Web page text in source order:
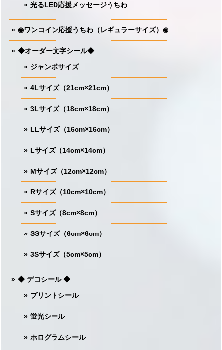
光るLED応援メッセージうちわ
◉ワンコイン応援うちわ（レギュラーサイズ）◉
◆オーダー文字シール◆
ジャンボサイズ
4Lサイズ（21cm×21cm）
3Lサイズ（18cm×18cm）
LLサイズ（16cm×16cm）
Lサイズ（14cm×14cm）
Mサイズ（12cm×12cm）
Rサイズ（10cm×10cm）
Sサイズ（8cm×8cm）
SSサイズ（6cm×6cm）
3Sサイズ（5cm×5cm）
◆ デコシール ◆
プリントシール
蛍光シール
ホログラムシール